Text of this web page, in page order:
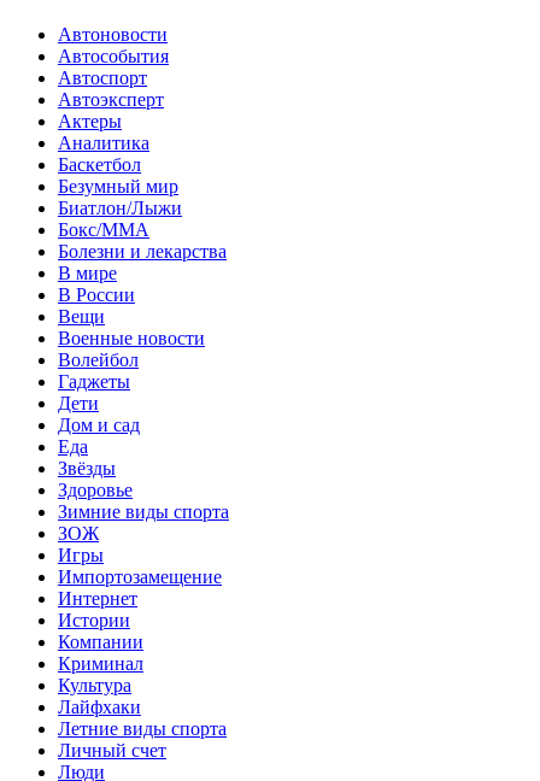
Автоновости
Автособытия
Автоспорт
Автоэксперт
Актеры
Аналитика
Баскетбол
Безумный мир
Биатлон/Лыжи
Бокс/MMA
Болезни и лекарства
В мире
В России
Вещи
Военные новости
Волейбол
Гаджеты
Дети
Дом и сад
Еда
Звёзды
Здоровье
Зимние виды спорта
ЗОЖ
Игры
Импортозамещение
Интернет
Истории
Компании
Криминал
Культура
Лайфхаки
Летние виды спорта
Личный счет
Люди